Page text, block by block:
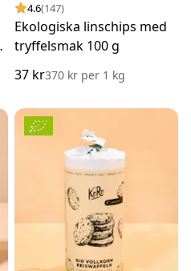
4.6(147)
Ekologiska linschips med
tryffelsmak 100 g
37 kr370 kr per 1 kg